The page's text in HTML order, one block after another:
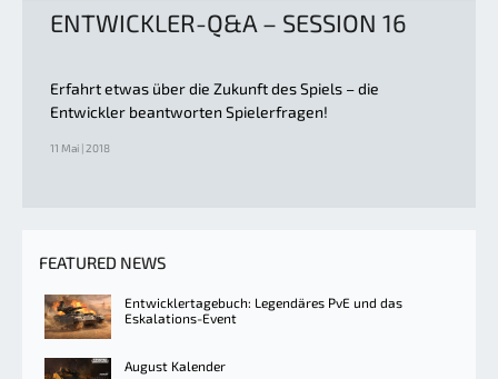
ENTWICKLER-Q&A – SESSION 16
Erfahrt etwas über die Zukunft des Spiels – die
Entwickler beantworten Spielerfragen!
11 Mai | 2018
FEATURED NEWS
Entwicklertagebuch: Legendäres PvE und das
Eskalations-Event
August Kalender